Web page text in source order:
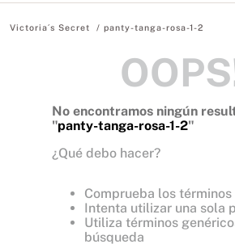
panty-tanga-rosa-1-2
No encontramos ningún
"panty-tanga-rosa-1-2"
¿Qué debo hacer?
Comprueba los
Intenta utilizar una sola
Utiliza términos
búsqueda